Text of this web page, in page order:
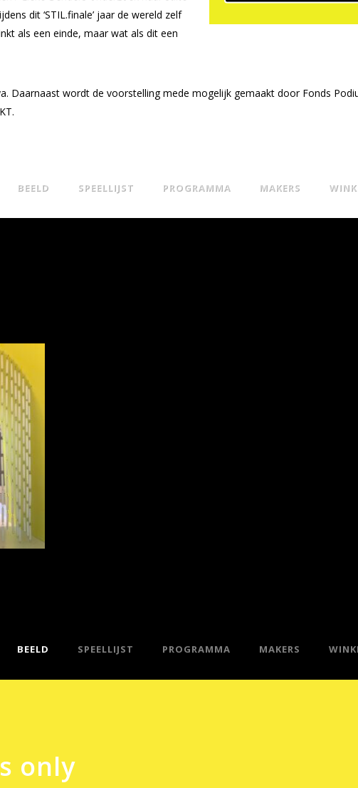
dit ‘STIL.finale’ jaar de wereld zelf
als een einde, maar wat als dit een
Daarnaast wordt de voorstelling mede mogelijk gemaakt door Fonds
BEELD SPEELLIJST PROGRAMMA MAKERS
BEELD SPEELLIJST PROGRAMMA MAKERS
only